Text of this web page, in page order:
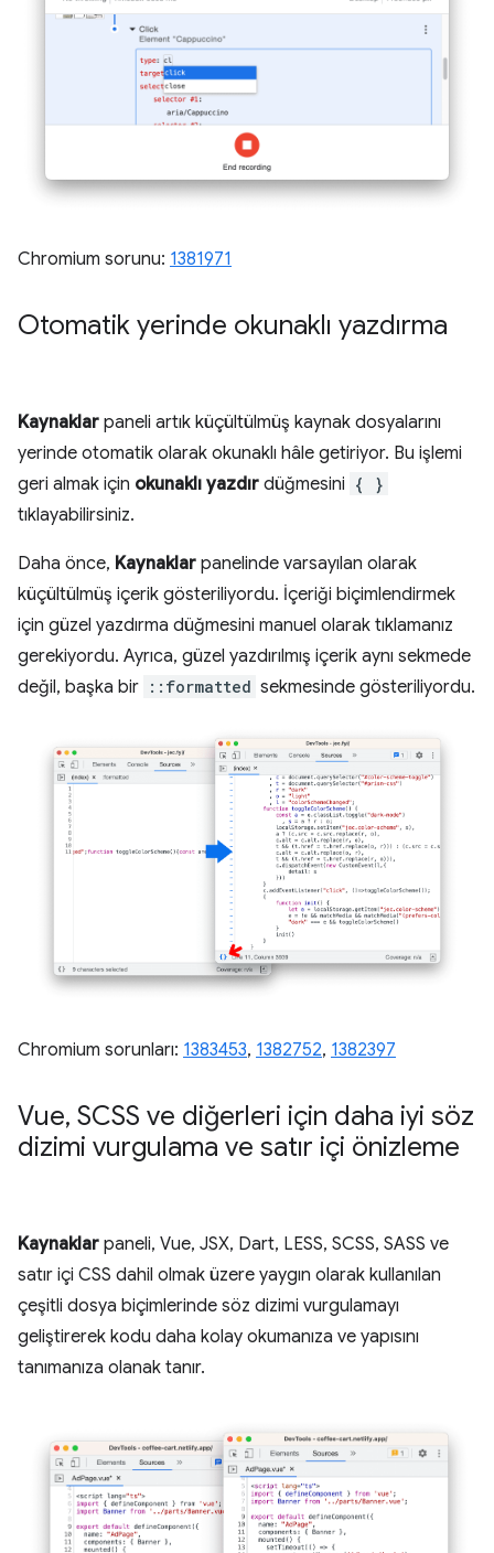
Chromium sorunu: 1381971
Otomatik yerinde okunaklı yazdırma
Kaynaklar paneli artık küçültülmüş kaynak dosyalarını
yerinde otomatik olarak okunaklı hâle getiriyor. Bu işlemi
geri almak için okunaklı yazdır düğmesini { }
tıklayabilirsiniz.
Daha önce, Kaynaklar panelinde varsayılan olarak
küçültülmüş içerik gösteriliyordu. İçeriği biçimlendirmek
için güzel yazdırma düğmesini manuel olarak tıklamanız
gerekiyordu. Ayrıca, güzel yazdırılmış içerik aynı sekmede
değil, başka bir ::formatted sekmesinde gösteriliyordu.
Chromium sorunları: 1383453, 1382752, 1382397
Vue, SCSS ve diğerleri için daha iyi söz
dizimi vurgulama ve satır içi önizleme
Kaynaklar paneli, Vue, JSX, Dart, LESS, SCSS, SASS ve
satır içi CSS dahil olmak üzere yaygın olarak kullanılan
çeşitli dosya biçimlerinde söz dizimi vurgulamayı
geliştirerek kodu daha kolay okumanıza ve yapısını
tanımanıza olanak tanır.